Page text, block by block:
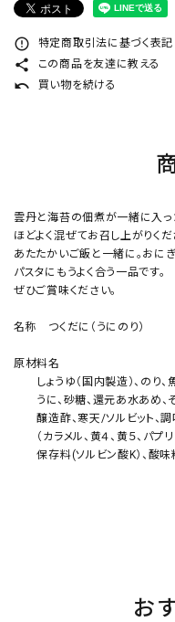
ログイン
error_outline 特定商取引法に基づく表
share この商品を友達に教える
undo 買い物を続ける
雲丹と海苔の佃煮が一緒に入っ
ほどよく混ぜてお召し上がりくだ
あたたかいご飯と一緒に。おに
パスタにもうよく合う一品です。
ぜひご賞味ください。
名称 つくだに（うにのり）
原材料名
しょうゆ（国内製造）、のり、
うに、砂糖、還元あ水あめ、そ
醸造酢、寒天/ソルビット、調
（カラメル、黄４、黄５、パプリ
保存料(ソルビン酸K）、酸味料
お